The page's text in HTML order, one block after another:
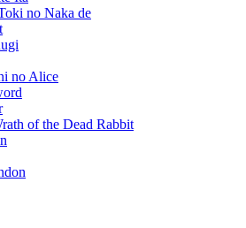
no Naka de
no Alice
of the Dead Rabbit